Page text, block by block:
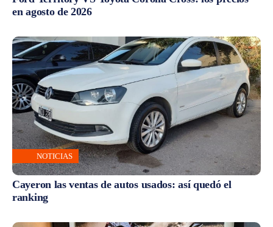
en agosto de 2026
NOTICIAS
Cayeron las ventas de autos usados: así quedó el
ranking